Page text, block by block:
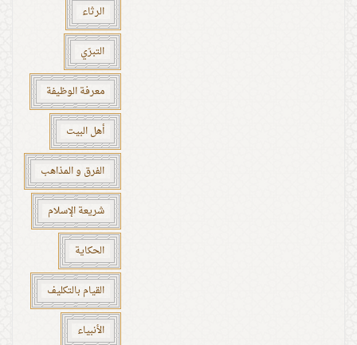
الرثاء
التبرّي
معرفة الوظيفة
أهل البيت
الفرق و المذاهب
شريعة الإسلام
الحكاية
القيام بالتكليف
الأنبياء